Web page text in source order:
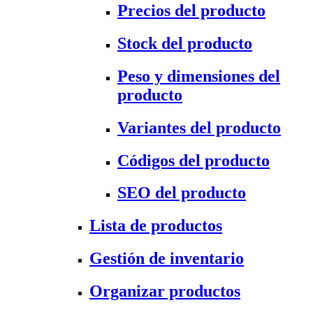
Precios del producto
Stock del producto
Peso y dimensiones del
producto
Variantes del producto
Códigos del producto
SEO del producto
Lista de productos
Gestión de inventario
Organizar productos